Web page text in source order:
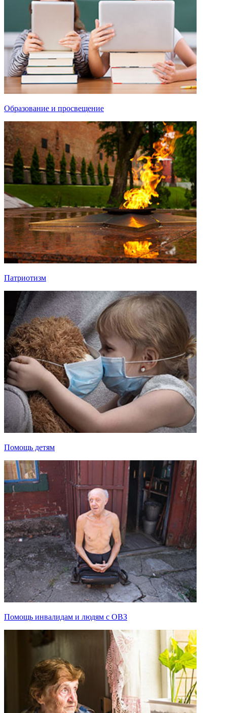
Образование и просвещение
Патриотизм
Помощь детям
Помощь инвалидам и людям с ОВЗ